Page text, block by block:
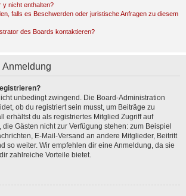
y nicht enthalten?
falls es Beschwerden oder juristische Anfragen zu diesem
des Boards kontaktieren?
Anmeldung
unbedingt zwingend. Die Board-Administration
ob du registriert sein musst, um Beiträge zu
erhältst du als registriertes Mitglied Zugriff auf
Gästen nicht zur Verfügung stehen: zum Beispiel
E-Mail-Versand an andere Mitglieder, Beitritt
so weiter. Wir empfehlen dir eine Anmeldung, da sie
zahlreiche Vorteile bietet.